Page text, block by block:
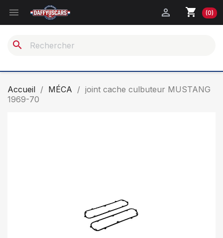
 shopping_cart (0)

search
Accueil MÉCA
joint cache culbuteur MUSTANG
1969-70